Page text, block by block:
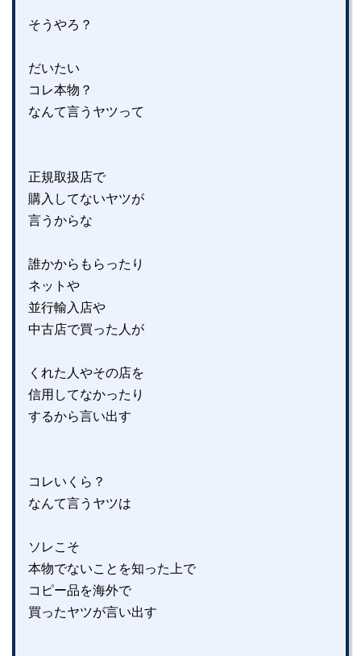
そうやろ？
だいたい
コレ本物？
なんて言うヤツって
正規取扱店で
購入してないヤツが
言うからな
誰かからもらったり
ネットや
並行輸入店や
中古店で買った人が
くれた人やその店を
信用してなかったり
するから言い出す
コレいくら？
なんて言うヤツは
ソレこそ
本物でないことを知った上で
コピー品を海外で
買ったヤツが言い出す